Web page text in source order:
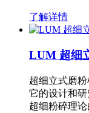
了解详情
LUM 超细
超细立式磨
它的设计和
超细粉碎理